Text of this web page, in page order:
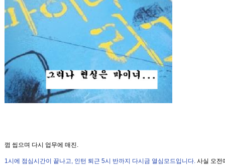
껌 씹으며 다시 업무에 매진.
1시에 점심시간이 끝나고, 인턴 퇴근 5시 반까지 다시금 열심모드입니다. 사실 오전